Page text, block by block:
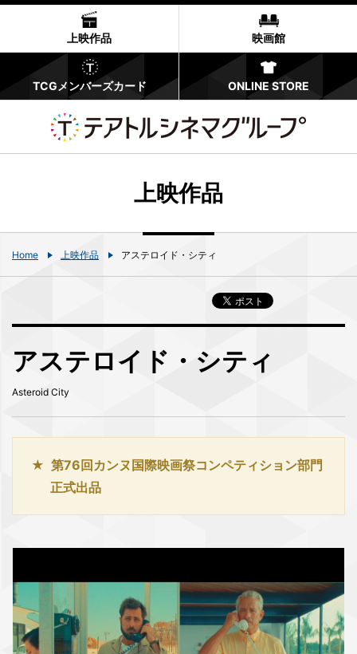
上映作品 映画館
TCGメンバーズカード ONLINE STORE
上映作品
Home 上映作品 アステロイド・シティ
アステロイド・シティ
Asteroid City
第76回カンヌ国際映画祭コンペティション部門
正式出品